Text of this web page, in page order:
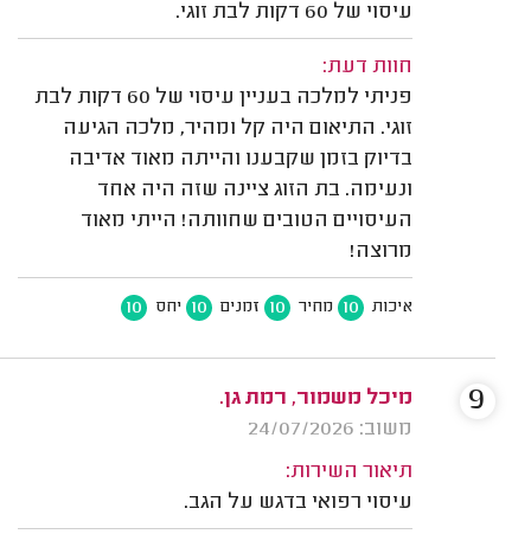
עיסוי של 60 דקות לבת זוגי.
חוות דעת:
פניתי למלכה בעניין עיסוי של 60 דקות לבת
זוגי. התיאום היה קל ומהיר, מלכה הגיעה
בדיוק בזמן שקבענו והייתה מאוד אדיבה
ונעימה. בת הזוג ציינה שזה היה אחד
העיסויים הטובים שחוותה! הייתי מאוד
מרוצה!
איכות 10 מחיר 10 זמנים 10 יחס 10
מיכל משמור, רמת גן.
משוב: 24/07/2026
תיאור השירות:
עיסוי רפואי בדגש על הגב.
9